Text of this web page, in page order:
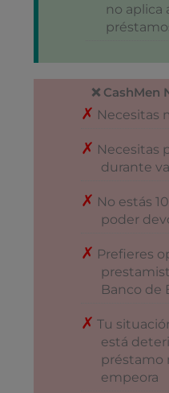
no aplica
❌ CashMen
Necesitas
Necesitas
durante
No estás
poder
Prefieres
Banco de
Tu
está
préstamo
empeora